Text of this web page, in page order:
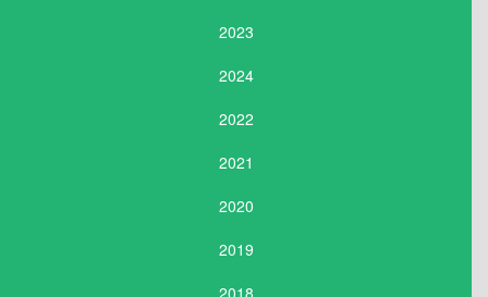
2023
2024
2022
2021
2020
2019
2018